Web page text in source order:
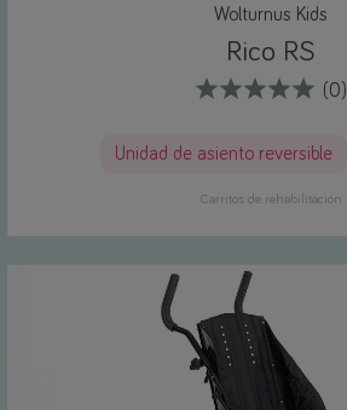
Wolturnus Kids
Rico RS
(0)
Unidad de asiento reversible
Carritos de rehabilitación